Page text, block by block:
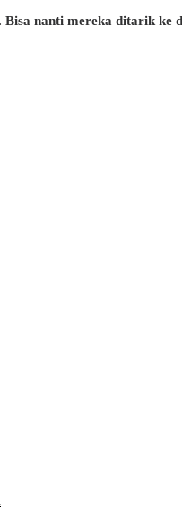
nanti mereka ditarik ke